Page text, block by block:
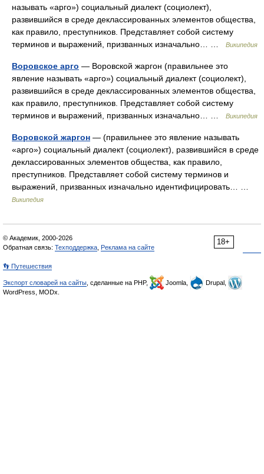
называть «арго») социальный диалект (социолект),
развившийся в среде деклассированных элементов общества,
как правило, преступников. Представляет собой систему
терминов и выражений, призванных изначально… …
Википедия
Воровское арго — Воровской жаргон (правильнее это
явление называть «арго») социальный диалект (социолект),
развившийся в среде деклассированных элементов общества,
как правило, преступников. Представляет собой систему
терминов и выражений, призванных изначально… …
Википедия
Воровской жаргон — (правильнее это явление называть
«арго») социальный диалект (социолект), развившийся в среде
деклассированных элементов общества, как правило,
преступников. Представляет собой систему терминов и
выражений, призванных изначально идентифицировать… …
Википедия
18+
© Академик, 2000-2026
Обратная связь: Техподдержка Реклама на сайте
👣 Путешествия
Экспорт словарей на сайты , сделанные на PHP, Joomla,
Drupal,
WordPress, MODx.